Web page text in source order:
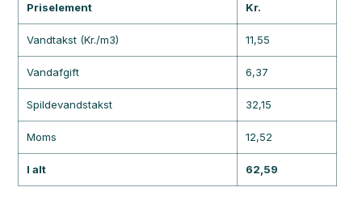
Priselement Kr.
Vandtakst (Kr./m3) 11,55
Vandafgift 6,37
Spildevandstakst 32,15
Moms 12,52
I alt 62,59